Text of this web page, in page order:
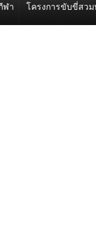
ฬา โครงการขับขี่สว